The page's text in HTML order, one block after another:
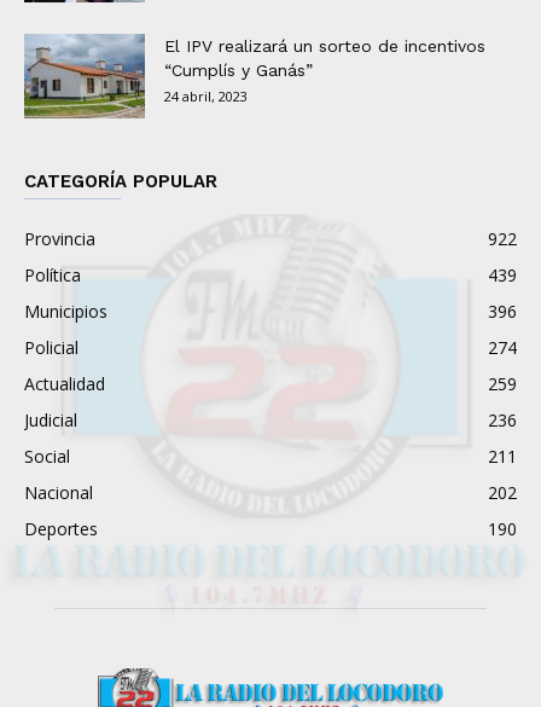
El IPV realizará un sorteo de incentivos
“Cumplís y Ganás”
24 abril, 2023
CATEGORÍA POPULAR
Provincia
922
Política
439
Municipios
396
Policial
274
Actualidad
259
Judicial
236
Social
211
Nacional
202
Deportes
190